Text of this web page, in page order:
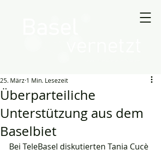
Überparteiliche
Unterstützung aus dem
Baselbiet
25. März 1 Min. Lesezeit
Bei TeleBasel diskutierten Tania Cucè